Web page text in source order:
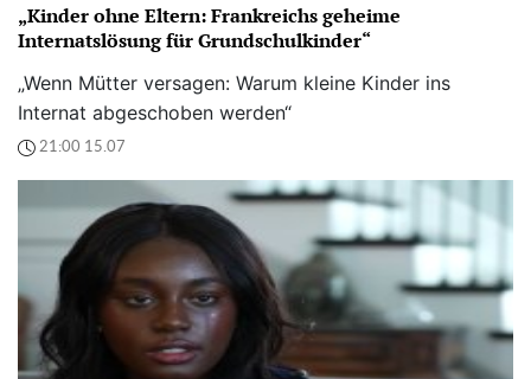
„Kinder ohne Eltern: Frankreichs geheime
Internatslösung für Grundschulkinder“
„Wenn Mütter versagen: Warum kleine Kinder ins
Internat abgeschoben werden“
21:00 15.07